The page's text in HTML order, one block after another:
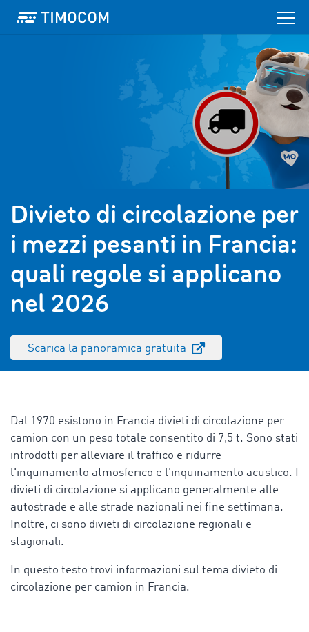
Divieto di circolazione per
i mezzi pesanti in Francia:
quali regole si applicano
nel 2026
Scarica la panoramica gratuita
Dal 1970 esistono in Francia divieti di circolazione per
camion con un peso totale consentito di 7,5 t. Sono stati
introdotti per alleviare il traffico e ridurre
l'inquinamento atmosferico e l'inquinamento acustico. I
divieti di circolazione si applicano generalmente alle
autostrade e alle strade nazionali nei fine settimana.
Inoltre, ci sono divieti di circolazione regionali e
stagionali.
In questo testo trovi informazioni sul tema divieto di
circolazione per camion in Francia.